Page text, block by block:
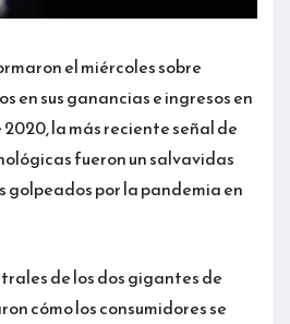
el miércoles sobre
en sus ganancias e ingresos en
la más reciente señal de
fueron un salvavidas
golpeados por la pandemia en
de los dos gigantes de
cómo los consumidores se